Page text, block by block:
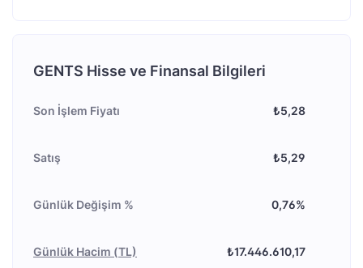
GENTS Hisse ve Finansal Bilgileri
Son İşlem Fiyatı ₺5,28
Satış ₺5,29
Günlük Değişim % 0,76%
Günlük Hacim (TL) ₺17.446.610,17